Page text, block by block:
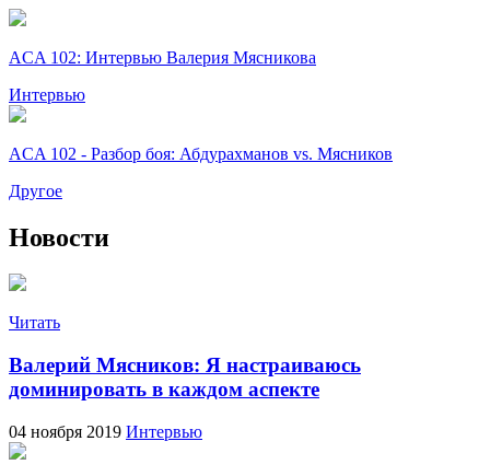
ACA 102: Интервью Валерия Мясникова
Интервью
ACA 102 - Разбор боя: Абдурахманов vs. Мясников
Другое
Новости
Читать
Валерий Мясников: Я настраиваюсь
доминировать в каждом аспекте
04 ноября 2019 Интервью